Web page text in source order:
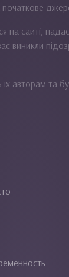
початкове
на сайті,
виникли
їх авторам та